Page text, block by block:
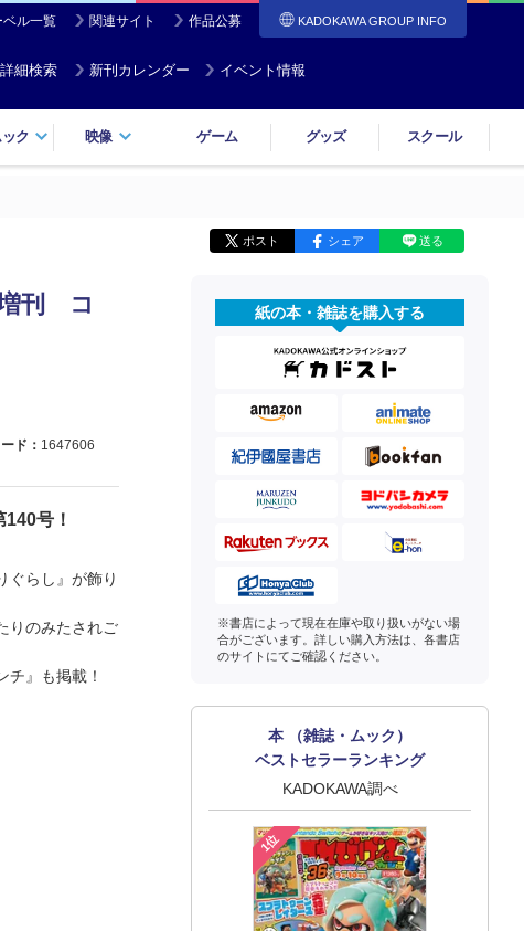
ベル一覧 関連サイト 作品公募 KADOKAWA GROUP INFO
詳細検索 新刊カレンダー イベント情報
ク 映像 ゲーム グッズ スクール
ポスト シェア 送る
刊 コ
ド： 1647606
号！
ぐらし』が飾り
りのみたされご
』も掲載！
紙の本・雑誌を購入する
※書店によって現在在庫や取り扱いがない場
合がございます。詳しい購入方法は、各書店
のサイトにてご確認ください。
本 （雑誌・ムック）
ベストセラーランキング
KADOKAWA調べ
1位